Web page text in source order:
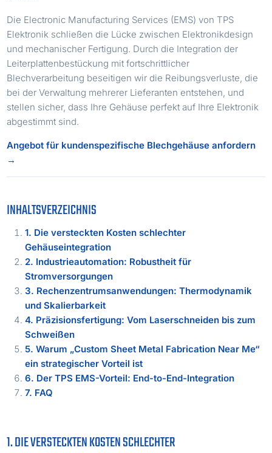
Die Electronic Manufacturing Services (EMS) von TPS
Elektronik schließen die Lücke zwischen Elektronikdesign
und mechanischer Fertigung. Durch die Integration der
Leiterplattenbestückung mit fortschrittlicher
Blechverarbeitung beseitigen wir die Reibungsverluste, die
bei der Verwaltung mehrerer Lieferanten entstehen, und
stellen sicher, dass Ihre Gehäuse perfekt auf Ihre Elektronik
abgestimmt sind.
Angebot für kundenspezifische Blechgehäuse anfordern
→
INHALTSVERZEICHNIS
1. Die versteckten Kosten schlechter
Gehäuseintegration
2. Industrieautomation: Robustheit für
Stromversorgungen
3. Rechenzentrumsanwendungen: Thermodynamik
und Skalierbarkeit
4. Präzisionsfertigung: Vom Laserschneiden bis zum
Schweißen
5. Warum „Custom Sheet Metal Fabrication Near Me“
ein strategischer Vorteil ist
6. Der TPS EMS-Vorteil: End-to-End-Integration
7. FAQ
1. DIE VERSTECKTEN KOSTEN SCHLECHTER